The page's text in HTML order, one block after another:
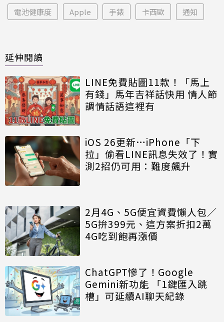
電池健康度 Apple 手錶 卡西歐 通知
延伸閱讀
LINE免費貼圖11款！「馬上
有錢」馬年吉祥話快用 情人節
調情話語這裡有
iOS 26更新…iPhone「下
拉」偷看LINE訊息失效了！實
測2招仍可用：難度飆升
2月4G、5G便宜資費懶人包／
5G拚399元、這方案折扣2萬
4G吃到飽再漲價
ChatGPT慘了！Google
Gemini新功能 「1鍵匯入跳
槽」可延續AI聊天紀錄